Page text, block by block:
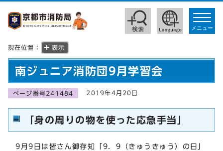
toggle
メニュー
現在位置： 表示
南ジュニア消防団9月学習会
ページ番号241484 2019年4月20日
「身の周りの物を使った応急手当」
9月9日は皆さん御存知「9．9（きゅうきゅう）の日」